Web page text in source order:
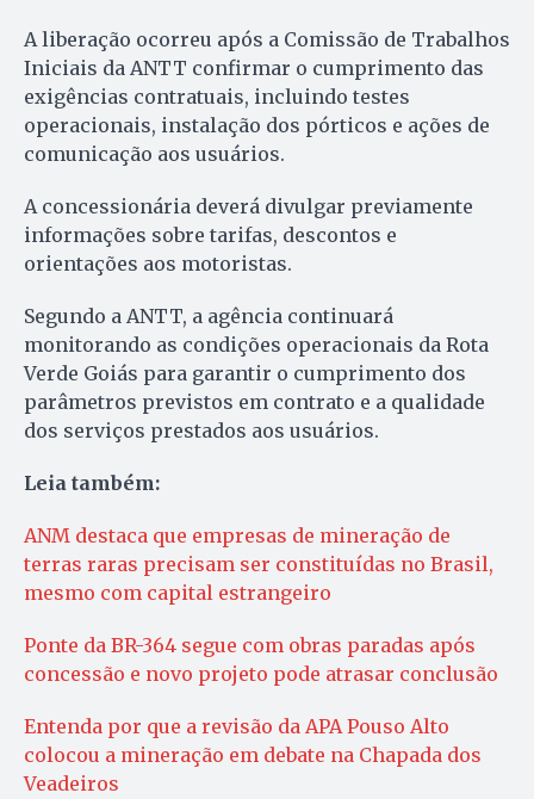
A liberação ocorreu após a Comissão de Trabalhos
Iniciais da ANTT confirmar o cumprimento das
exigências contratuais, incluindo testes
operacionais, instalação dos pórticos e ações de
comunicação aos usuários.
A concessionária deverá divulgar previamente
informações sobre tarifas, descontos e
orientações aos motoristas.
Segundo a ANTT, a agência continuará
monitorando as condições operacionais da Rota
Verde Goiás para garantir o cumprimento dos
parâmetros previstos em contrato e a qualidade
dos serviços prestados aos usuários.
Leia também:
ANM destaca que empresas de mineração de
terras raras precisam ser constituídas no Brasil,
mesmo com capital estrangeiro
Ponte da BR-364 segue com obras paradas após
concessão e novo projeto pode atrasar conclusão
Entenda por que a revisão da APA Pouso Alto
colocou a mineração em debate na Chapada dos
Veadeiros